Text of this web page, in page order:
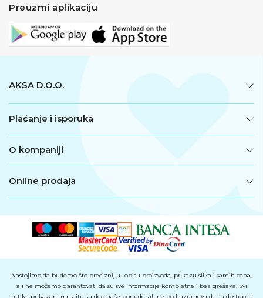
Preuzmi aplikaciju
AKSA D.O.O.
Plaćanje i isporuka
O kompaniji
Online prodaja
Nastojimo da budemo što precizniji u opisu proizvoda, prikazu slika i samih cena,
ali ne možemo garantovati da su sve informacije kompletne i bez grešaka. Svi